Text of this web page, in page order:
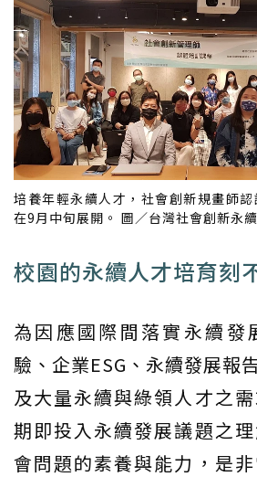
培養年輕永續人才，社會創新規畫師
在9月中旬展開。 圖／台灣社會創新永
校園的永續人才培育刻
為因應國際間落實永續發
驗、企業ESG、永續發展報
及大量永續與綠領人才之
期即投入永續發展議題之
會問題的素養與能力，是